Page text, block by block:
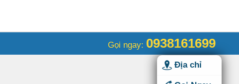
Gọi ngay: 0938161699
Địa chỉ